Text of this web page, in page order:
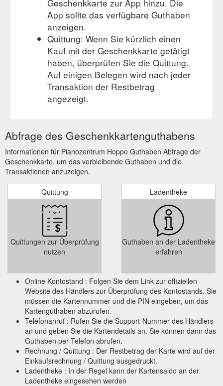
Geschenkkarte zur App hinzu. Die
App sollte das verfügbare Guthaben
anzeigen.
Quittung: Wenn Sie kürzlich einen
Kauf mit der Geschenkkarte getätigt
haben, überprüfen Sie die Quittung.
Auf einigen Belegen wird nach jeder
Transaktion der Restbetrag
angezeigt.
Abfrage des Geschenkkartenguthabens
Informationen für Pianozentrum Hoppe Guthaben Abfrage der
Geschenkkarte, um das verbleibende Guthaben und die
Transaktionen anzuzeigen.
Quittung
Quittungen zur Überprüfung
nutzen
Ladentheke
Guthaben an der Ladentheke
erfahren
Online Kontostand : Folgen Sie dem Link zur offiziellen
Website des Händlers zur Überprüfung des Kontostands. Sie
müssen die Kartennummer und die PIN eingeben, um das
Kartenguthaben abzurufen.
Telefonanruf : Rufen Sie die Support-Nummer des Händlers
an und geben Sie die Kartendetails an. Sie können dann das
Guthaben per Telefon abrufen.
Rechnung / Quittung : Der Restbetrag der Karte wird auf der
Einkaufsrechnung / Quittung ausgedruckt.
Ladentheke : In der Regel kann der Kartensaldo an der
Ladentheke eingesehen werden